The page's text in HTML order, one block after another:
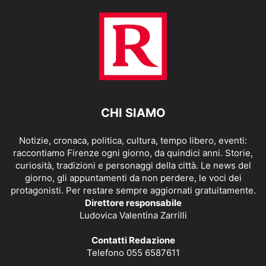
CHI SIAMO
Notizie, cronaca, politica, cultura, tempo libero, eventi:
raccontiamo Firenze ogni giorno, da quindici anni. Storie,
curiosità, tradizioni e personaggi della città. Le news del
giorno, gli appuntamenti da non perdere, le voci dei
protagonisti. Per restare sempre aggiornati gratuitamente.
Direttore responsabile
Ludovica Valentina Zarrilli
Contatti Redazione
Telefono 055 6587611